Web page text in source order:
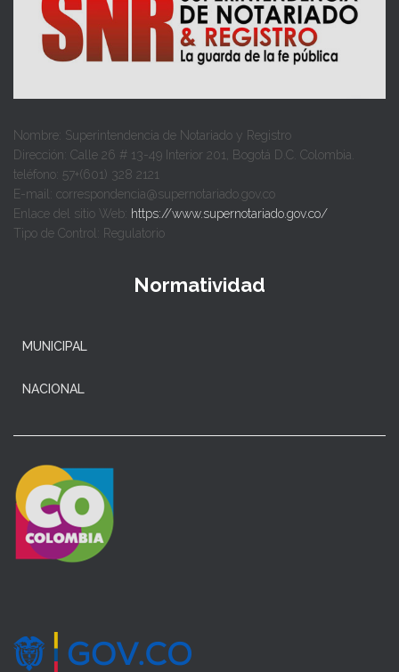
Nombre: Superintendencia de Notariado y Registro
Dirección: Calle 26 # 13-49 Interior 201, Bogotá D.C. Colombia.
teléfono: 57+(601) 328 2121
E-mail: correspondencia@supernotariado.gov.co
Enlace del sitio Web: https://www.supernotariado.gov.co/
Tipo de Control: Regulatorio
Normatividad
MUNICIPAL
NACIONAL